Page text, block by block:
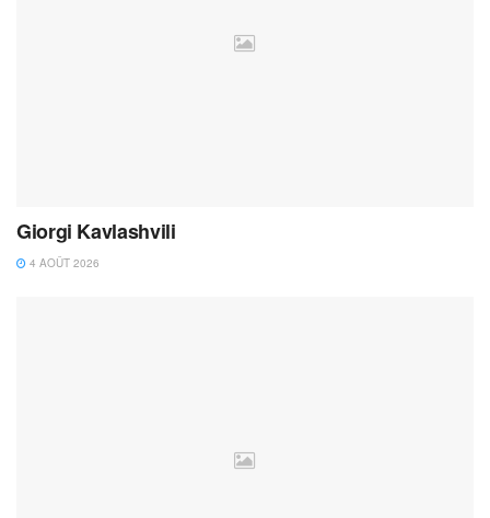
Giorgi Kavlashvili
4 AOÛT 2026